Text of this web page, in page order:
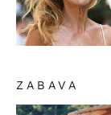
ZABAVA